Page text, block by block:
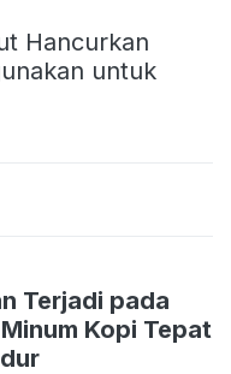
Hancurkan
untuk
Terjadi pada
Kopi Tepat